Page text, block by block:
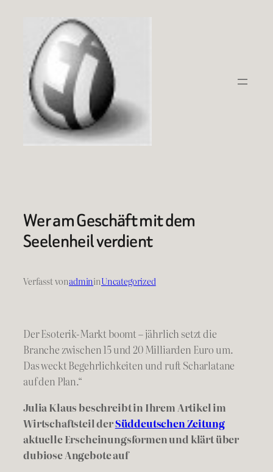
springen
Wer am Geschäft mit dem
Seelenheil verdient
Verfasst vonadmininUncategorized
Der Esoterik-Markt boomt – jährlich setzt die
Branche zwischen15und20Milliarden Euro um.
Das weckt Begehrlichkeiten und ruft Scharlatane
auf den Plan.“
Julia Klaus beschreibt in Ihrem Artikel im
Wirtschaftsteil derSüddeutschen Zeitung
aktuelle Erscheinungsformen und klärt über
dubiose Angebote auf